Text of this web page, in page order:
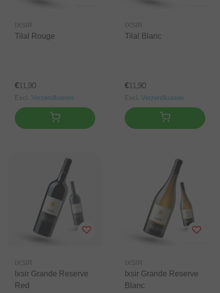
IXSIR
Tilal Rouge
€11,90
Excl. Verzendkosten
IXSIR
Tilal Blanc
€11,90
Excl. Verzendkosten
IXSIR
Ixsir Grande Reserve
Red
IXSIR
Ixsir Grande Reserve
Blanc